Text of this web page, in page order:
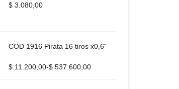
$ 3.080,00
COD 1916 Pirata 16 tiros x0,6"
$ 11.200,00-$ 537.600,00